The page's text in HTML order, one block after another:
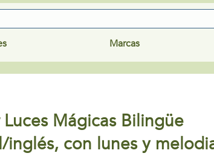
Marcas
Mágicas Bilingüe
inglés, con lunes y